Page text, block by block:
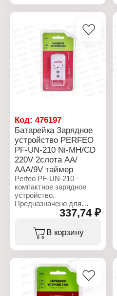
шт
Упаковка:
Код: 476197
Батарейка Зарядное
устройство PERFEO
PF-UN-210 Ni-MH/CD
220V 2слота АА/
ААА/9V таймер
Perfeo PF-UN-210 –
компактное зарядное
устройство.
Предназначено для
быстрого, безопасного
многократного заряда 1-
го или 2-х аккумуляторов
AA/AAA c никель-
электрохимической
системой. Зарядное
устройство работает от
337,74 ₽
В корзину